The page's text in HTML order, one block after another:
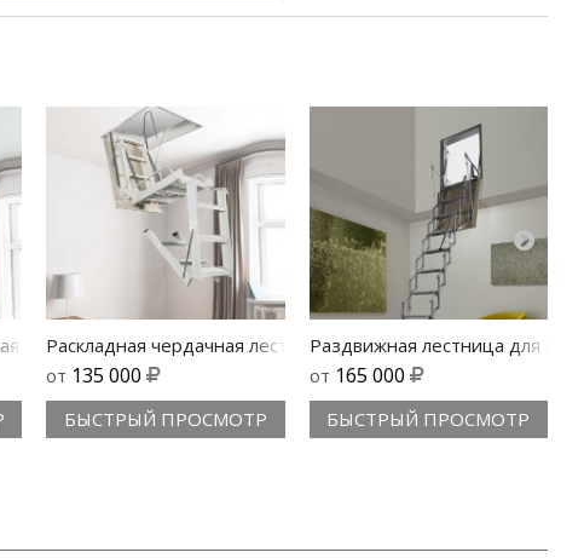
лестница на чердак Svezia
Раскладная чердачная лестница с люком Aci 4
от 135 000
БЫСТРЫЙ ПРОСМОТР
Раздвижная лестница для
от 165 000
БЫСТРЫЙ ПРОСМОТР